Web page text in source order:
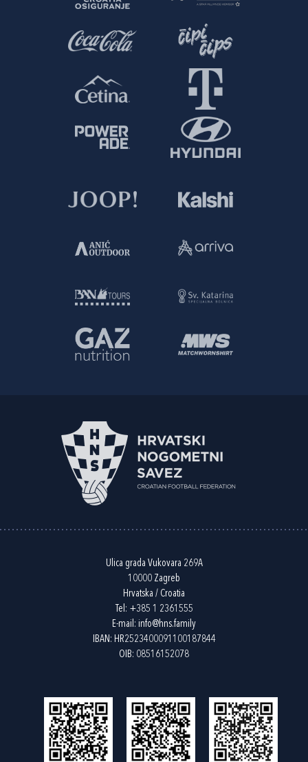
Ulica grada Vukovara 269A
10000 Zagreb
Hrvatska / Croatia
Tel: +385 1 2361555
E-mail: info@hns.family
IBAN: HR2523400091100187844
OIB: 08516152078